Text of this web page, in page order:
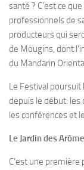
santé ? C’est ce
professionnels de
producteurs qui
de Mougins, dont
du Mandarin
Le Festival poursuit
depuis le début: les
les conférences et
Le Jardin des
C’est une